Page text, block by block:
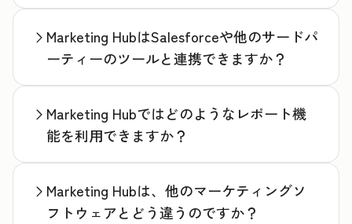
Marketing HubはSalesforceや他のサードパ
ーティーのツールと連携できますか？
Marketing Hubではどのようなレポート機
能を利用できますか？
Marketing Hubは、他のマーケティングソ
フトウェアとどう違うのですか？